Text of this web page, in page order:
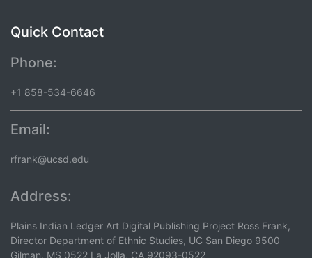
Quick Contact
Phone:
+1 858-534-6646
Email:
rfrank@ucsd.edu
Address:
Plains Indian Ledger Art Digital Publishing Project Ross Frank,
Director Department of Ethnic Studies, UC San Diego 9500
Gilman, MS 0522 La Jolla, CA 92093-0522